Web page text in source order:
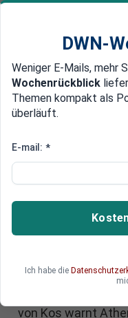
Newsticker MEIN
Edelmetalle
Eskalation droht
Flüchtlinge
Auf Kos ging die
Flüchtlinge vor.
Migranten auf die
von Kos warnt
DWN-
Weniger E-Mails, mehr
Wochenrückblick
Themen kompakt als
überläuft.
E-mail: *
Ich habe die